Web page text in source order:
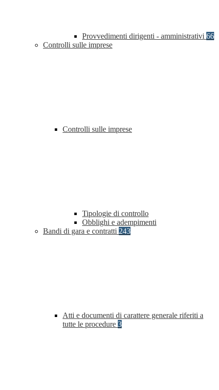
Provvedimenti dirigenti - amministrativi 66
Controlli sulle imprese
Controlli sulle imprese
Tipologie di controllo
Obblighi e adempimenti
Bandi di gara e contratti 243
Atti e documenti di carattere generale riferiti a
tutte le procedure 3